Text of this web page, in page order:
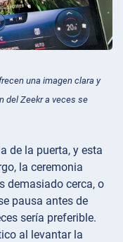
una imagen clara y
del Zeekr a veces se
de la puerta, y esta
la ceremonia
demasiado cerca, o
pausa antes de
sería preferible.
al levantar la